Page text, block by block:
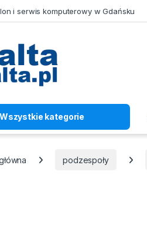
i serwis komputerowy w Gdańsku
Wszystkie kategorie
podzespoły